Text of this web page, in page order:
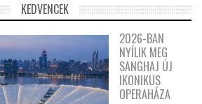
KEDVENCEK
2026-BAN
NYÍLIK MEG
SANGHAJ ÚJ
IKONIKUS
OPERAHÁZA